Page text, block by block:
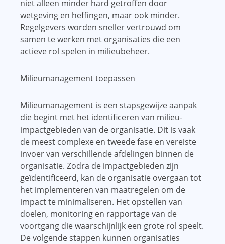
niet alleen minder hard getroffen door
wetgeving en heffingen, maar ook minder.
Regelgevers worden sneller vertrouwd om
samen te werken met organisaties die een
actieve rol spelen in milieubeheer.
Milieumanagement toepassen
Milieumanagement is een stapsgewijze aanpak
die begint met het identificeren van milieu-
impactgebieden van de organisatie. Dit is vaak
de meest complexe en tweede fase en vereiste
invoer van verschillende afdelingen binnen de
organisatie. Zodra de impactgebieden zijn
geïdentificeerd, kan de organisatie overgaan tot
het implementeren van maatregelen om de
impact te minimaliseren. Het opstellen van
doelen, monitoring en rapportage van de
voortgang die waarschijnlijk een grote rol speelt.
De volgende stappen kunnen organisaties